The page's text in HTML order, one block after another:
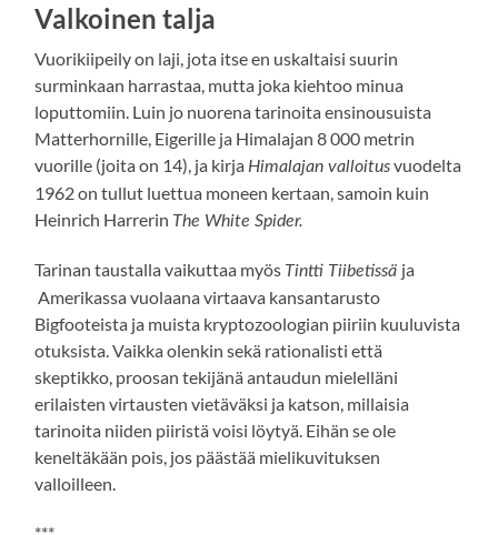
Valkoinen talja
Vuorikiipeily on laji, jota itse en uskaltaisi suurin
surminkaan harrastaa, mutta joka kiehtoo minua
loputtomiin. Luin jo nuorena tarinoita ensinousuista
Matterhornille, Eigerille ja Himalajan 8 000 metrin
vuorille (joita on 14), ja kirja Himalajan valloitusvuodelta
1962 on tullut luettua moneen kertaan, samoin kuin
Heinrich Harrerin The White Spider.
Tarinan taustalla vaikuttaa myös Tintti Tiibetissä ja
Amerikassa vuolaana virtaava kansantarusto
Bigfooteista ja muista kryptozoologian piiriin kuuluvista
otuksista. Vaikka olenkin sekä rationalisti että
skeptikko, proosan tekijänä antaudun mielelläni
erilaisten virtausten vietäväksi ja katson, millaisia
tarinoita niiden piiristä voisi löytyä. Eihän se ole
keneltäkään pois, jos päästää mielikuvituksen
valloilleen.